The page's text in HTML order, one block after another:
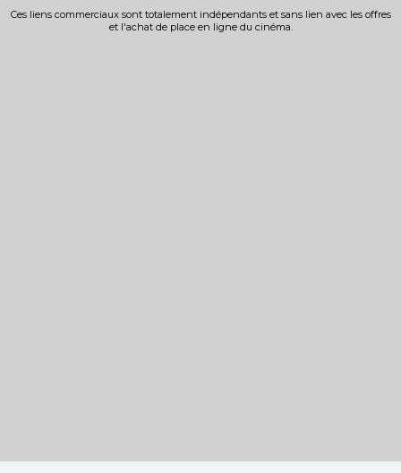
Ces liens commerciaux sont totalement indépendants et sans lien avec les offres
et l'achat de place en ligne du cinéma.